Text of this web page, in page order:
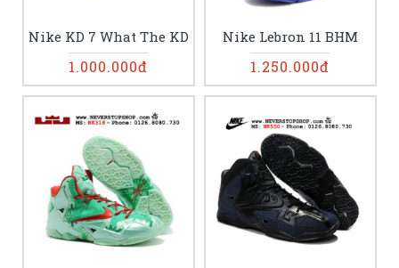
Nike KD 7 What The KD
1.000.000đ
Nike Lebron 11 BHM
1.250.000đ